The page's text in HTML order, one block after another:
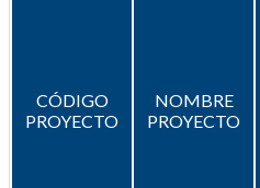
CÓDIGO
PROYECTO
NOMBRE
PROYECTO